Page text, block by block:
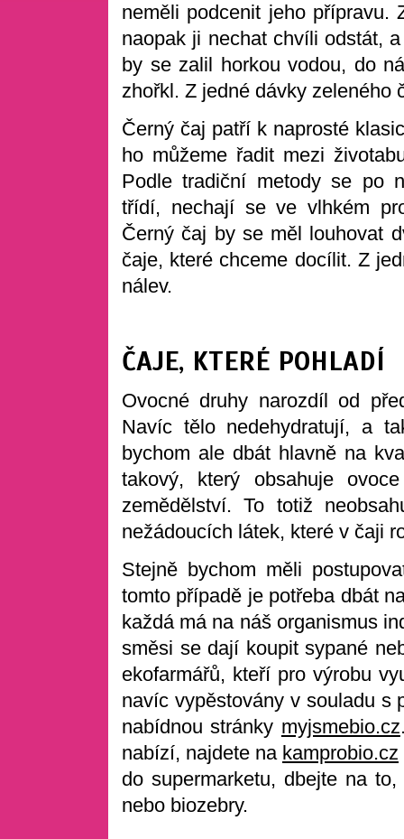
neměli podcenit jeho přípravu.
naopak ji nechat chvíli odstát,
by se zalil horkou vodou, do
zhořkl. Z jedné dávky zeleného
Černý čaj patří k naprosté
ho můžeme řadit mezi
Podle tradiční metody se po
třídí, nechají se ve vlhkém
Černý čaj by se měl louhovat
čaje, které chceme docílit. Z
nálev.
ČAJE, KTERÉ POHLADÍ
Ovocné druhy narozdíl od
Navíc tělo nedehydratují, a
bychom ale dbát hlavně na
takový, který obsahuje
zemědělství. To totiž
nežádoucích látek, které v čaji
Stejně bychom měli
tomto případě je potřeba dbát
každá má na náš organismus
směsi se dají koupit sypané
ekofarmářů, kteří pro výrobu
navíc vypěstovány v souladu s
nabídnou stránky myjsmebio.cz
nabízí, najdete na kamprobio.cz
do supermarketu, dbejte na
nebo biozebry.